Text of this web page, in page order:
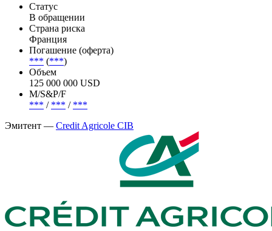
Статус
В обращении
Страна риска
Франция
Погашение (оферта)
*** (***)
Объем
125 000 000 USD
М/S&P/F
*** / *** / ***
Эмитент — Credit Agricole CIB